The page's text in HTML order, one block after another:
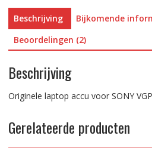
Beschrijving
Bijkomende
Beoordelingen (2)
Beschrijving
Originele laptop accu voor SONY
Gerelateerde producten